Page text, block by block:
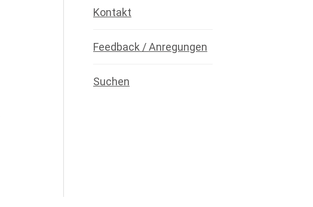
Kontakt
Feedback / Anregungen
Suchen